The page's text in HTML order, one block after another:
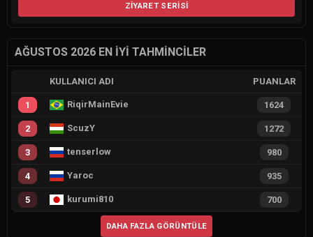
ZIYARET SERISI
AĞUSTOS 2026 EN İYI TAHMINCILER
KULLANICI ADI PUANLAR
1 RiqirMainEvie 1624
2 ScuzY 1272
3 tenserlow 980
4 Yaroc 935
5 kurumi810 700
DAHA FAZLA GÖRÜNTÜLE